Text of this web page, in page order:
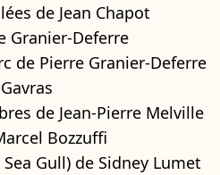
de Jean Chapot
Granier-Deferre
de Pierre Granier-Deferre
de Jean-Pierre Melville
Bozzuffi
Gull) de Sidney Lumet